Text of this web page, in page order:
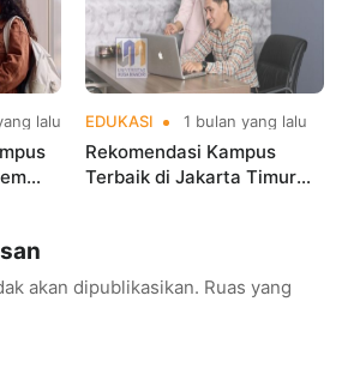
lalu EDUKASI 1 bulan yang lalu
Rekomendasi Kampus
Terbaik di Jakarta Timur
akan dipublikasikan. Ruas yang